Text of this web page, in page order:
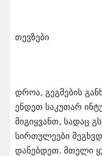
თევზები
დროა, გეგმების
ენდეთ საკუთარ
მიგიყვანთ, სადაც
სირთულეები
დანებდეთ. მთელი